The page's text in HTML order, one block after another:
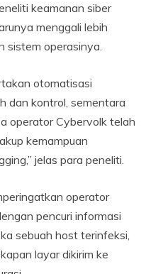
keamanan siber
menggali lebih
sistem operasinya.
otomatisasi
dan kontrol, sementara
operator Cybervolk telah
kemampuan
jelas para peneliti.
operator
pencuri informasi
sebuah host terinfeksi,
layar dikirim ke